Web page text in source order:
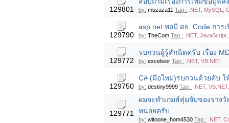
129801 by: muzaza11 Tag : .NET, MySQL,
129790
asp.net พอมี ตย. Code การ
by: TheCom Tag : .NET,
129772
รบกวนผู้รู้สักนิดครับ เรื่อง
by: excelsior Tag : .NET, VB.NET
129750
C# (มือใหม่)รบกวนด้วยคับ ใ
by: destiny9999 Tag : .NET,
129771
ผมจะทำเกมส์สุ่มจับของราง
หน่อยครับ
by: witoone_hom4530 Tag : .NET,